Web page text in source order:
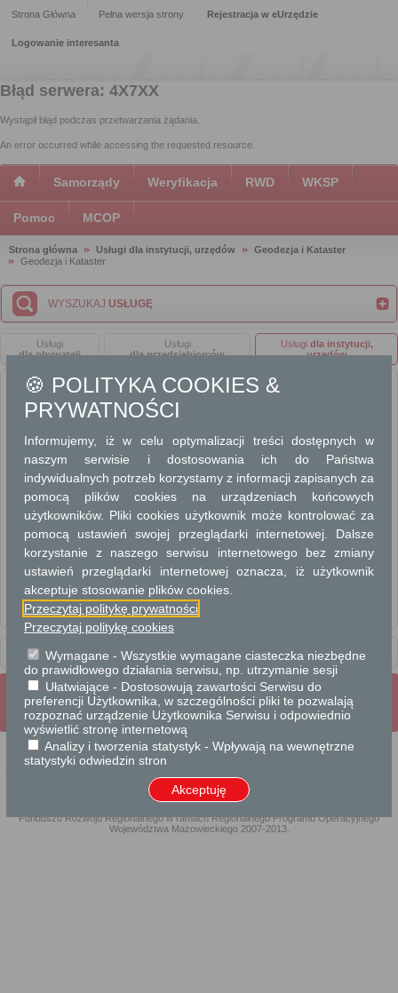
Strona Główna Pełna wersja strony Rejestracja w eUrzędzie
Logowanie interesanta
Błąd serwera: 4X7XX
Wystąpił błąd podczas przetwarzania żądania.
An error occurred while accessing the requested resource.
Samorządy Weryfikacja RWD WKSP
Pomoc MCOP
Strona główna Usługi dla instytucji, urzędów
Geodezja i Kataster
Geodezja i Kataster
WYSZUKAJ USŁUGĘ
Usługi
dla obywateli
Usługi
dla przedsiębiorców
Usługi dla instytucji,
urzędów
EWIDENCJA GRUNTÓW I BUDYNKÓW
EWIDENCJA MIEJSCOWOŚCI, ULIC I ADRESÓW
GEODEZJA I KATASTER
ROZGRANICZENIE NIERUCHOMOŚCI
UZGADNIANIE USYTUOWANIA PROJEKTOWANYCH SIECI
UZBROJENIA TERENU
Nadanie nazwy ulicom, placom i innym terenowym obiektom publicznym.
urzędów
Wrota Mazowsza
Strona mobilna
Strona Główna
Pełna wersja strony
Funduszu Rozwoju Regionalnego w ramach Regionalnego Programu Operacyjnego
Województwa Mazowieckiego 2007-2013.
🍪 POLITYKA COOKIES &
PRYWATNOŚCI
Informujemy, iż w celu optymalizacji treści dostępnych w
naszym serwisie i dostosowania ich do Państwa
indywidualnych potrzeb korzystamy z informacji zapisanych za
pomocą plików cookies na urządzeniach końcowych
użytkowników. Pliki cookies użytkownik może kontrolować za
pomocą ustawień swojej przeglądarki internetowej. Dalsze
korzystanie z naszego serwisu internetowego bez zmiany
ustawień przeglądarki internetowej oznacza, iż użytkownik
akceptuje stosowanie plików cookies.
Przeczytaj politykę prywatności
Przeczytaj politykę cookies
Wymagane - Wszystkie wymagane ciasteczka niezbędne
do prawidłowego działania serwisu, np. utrzymanie sesji
Ułatwiające - Dostosowują zawartości Serwisu do
preferencji Użytkownika, w szczególności pliki te pozwalają
rozpoznać urządzenie Użytkownika Serwisu i odpowiednio
wyświetlić stronę internetową
Analizy i tworzenia statystyk - Wpływają na wewnętrzne
statystyki odwiedzin stron
Akceptuję